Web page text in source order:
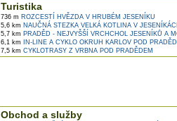
Turistika
736 m ROZCESTÍ HVĚZDA V HRUBÉM JESENÍKU
5,6 km NAUČNÁ STEZKA VELKÁ KOTLINA V
5,7 km PRADĚD - NEJVYŠŠÍ VRCHCHOL JESENÍKŮ A
6,1 km IN-LINE A CYKLO OKRUH KARLOV POD
7,5 km CYKLOTRASY Z VRBNA POD PRADĚDEM
Obchod a služby